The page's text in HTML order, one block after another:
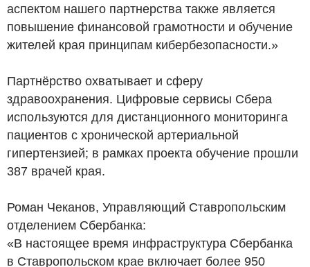
аспектом нашего партнерства также является
повышение финансовой грамотности и обучение
жителей края принципам кибербезопасности.»
Партнёрство охватывает и сферу
здравоохранения. Цифровые сервисы Сбера
используются для дистанционного мониторинга
пациентов с хронической артериальной
гипертензией; в рамках проекта обучение прошли
387 врачей края.
Роман Чеканов, Управляющий Ставропольским
отделением Сбербанка:
«В настоящее время инфраструктура Сбербанка
в Ставропольском крае включает более 950